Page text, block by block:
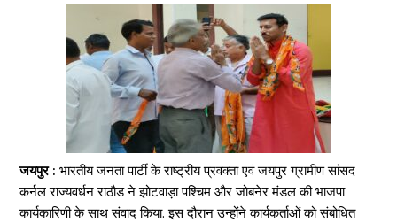
जयपुर : भारतीय जनता पार्टी के राष्ट्रीय प्रवक्ता एवं जयपुर ग्रामीण सांसद
कर्नल राज्यवर्धन राठौड ने झोटवाड़ा पश्चिम और जोबनेर मंडल की भाजपा
कार्यकारिणी के साथ संवाद किया. इस दौरान उन्होंने कार्यकर्ताओं को संबोधित